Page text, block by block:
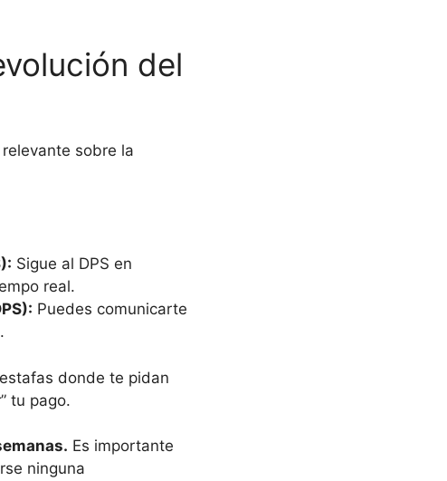
del
sobre la
Sigue al DPS en
real.
Puedes comunicarte
donde te pidan
tu pago.
Es importante
ninguna